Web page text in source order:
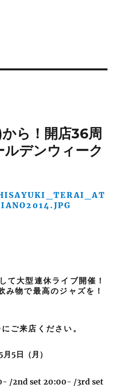
ら！開店36周
ルデンウィーク
て大型連休ライブ開催！
み物で最高のジャズを！
ご来店ください。
5日（月）
/2nd set 20:00- /3rd set